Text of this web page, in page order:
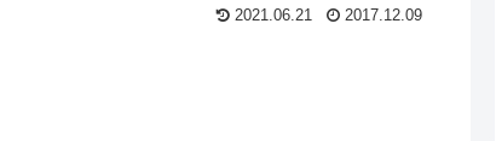
2021.06.21 2017.12.09